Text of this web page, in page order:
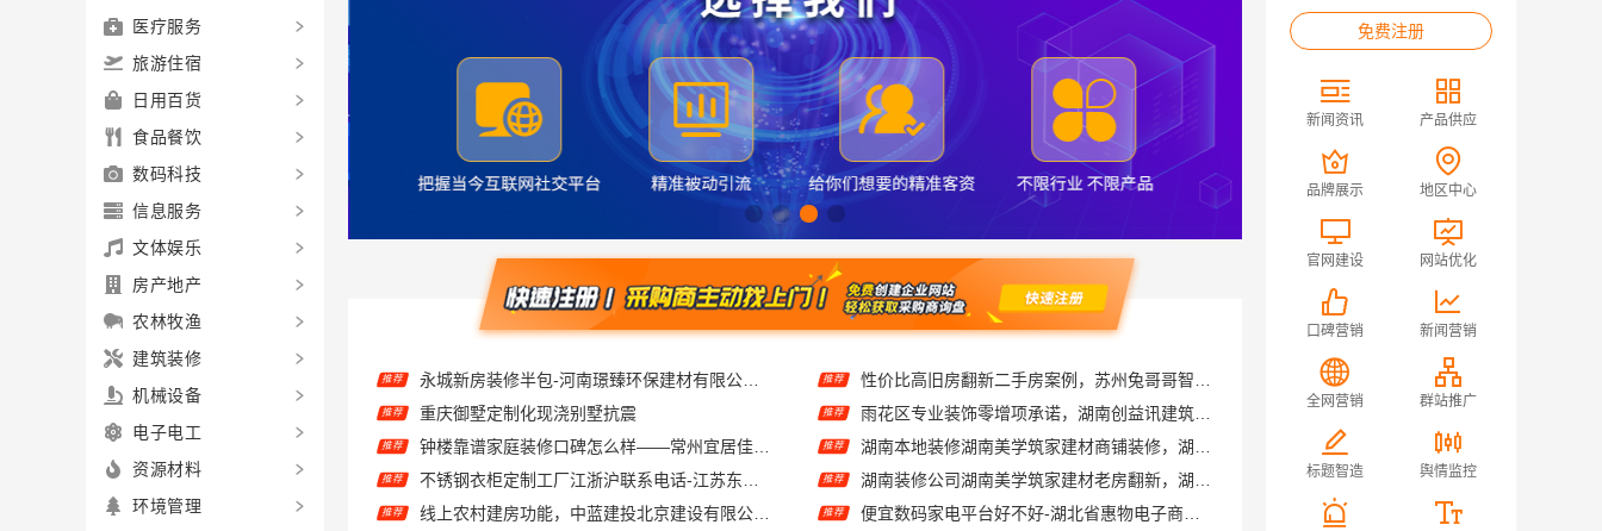
推荐 重庆御墅定制化现浇别墅抗震
推荐
推荐 不锈钢衣柜定制工厂江浙沪联系电话-江苏东钢金属科技有限公司
推荐 线上农村建房功能，中蓝建投北京建设有限公司四川全程托管服务
推荐 顶派全铝高端定制家装防潮防腐在线咨询
推荐 雨花区专业装饰零增项承诺，湖南创益讯建筑有限公司靠谱
推荐 湖南本地装修湖南美学筑家建材商铺装修，湖南美学筑家建材高效交付
推荐 湖南装修公司湖南美学筑家建材老房翻新，湖南美学筑家建材让旧房焕新
推荐 便宜数码家电平台好不好-湖北省惠物电子商务有限公司
推荐 南京创亿讯：本地个性化设计批发
免费注册
新闻资讯 产品供应
品牌展示 地区中心
官网建设 网站优化
口碑营销 新闻营销
全网营销 群站推广
标题智造 舆情监控
医疗服务
旅游住宿
日用百货
食品餐饮
数码科技
信息服务
文体娱乐
房产地产
农林牧渔
建筑装修
机械设备
电子电工
资源材料
环境管理